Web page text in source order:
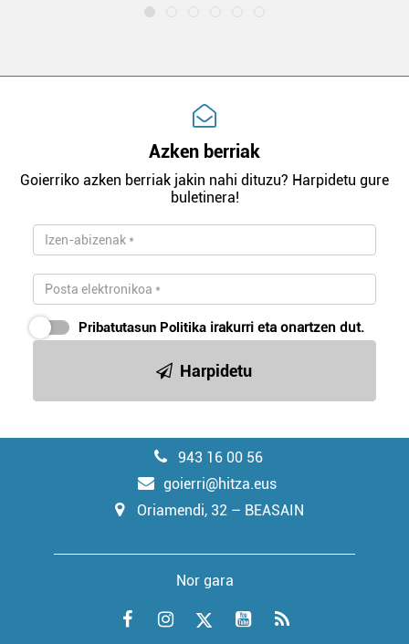
Azken berriak
Goierriko azken berriak jakin nahi dituzu? Harpidetu gure
buletinera!
Pribatutasun Politika irakurri eta onartzen dut.
Harpidetu
943 16 00 56
goierri@hitza.eus
Oriamendi, 32 – BEASAIN
Nor gara